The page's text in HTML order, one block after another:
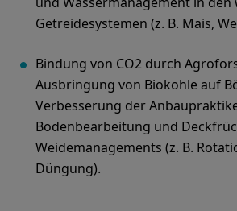
Getreidesystemen (z. B. Mais,
Bindung von CO2 durch
Ausbringung von Biokohle auf
Verbesserung der
Bodenbearbeitung und
Weidemanagements (z. B.